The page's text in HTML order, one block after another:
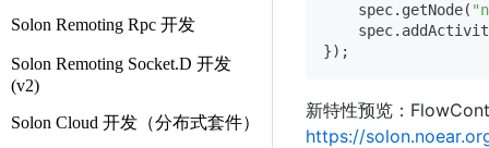
Solon Remoting Rpc 开发
Solon Remoting Socket.D 开发
(v2)
Solon Cloud 开发（分布式套件）
    spec.getNode(
新特性预览：
https://